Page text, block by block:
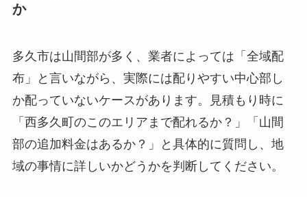
か
多久市は山間部が多く、業者によっては「全域配
布」と言いながら、実際には配りやすい中心部し
か配っていないケースがあります。見積もり時に
「西多久町のこのエリアまで配れるか？」「山間
部の追加料金はあるか？」と具体的に質問し、地
域の事情に詳しいかどうかを判断してください。